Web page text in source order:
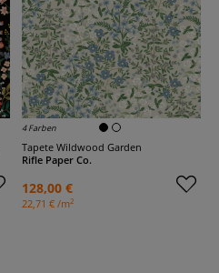
4 Farben
Tapete Wildwood Garden
Rifle Paper Co.
128,00 €
22,71 € /m2